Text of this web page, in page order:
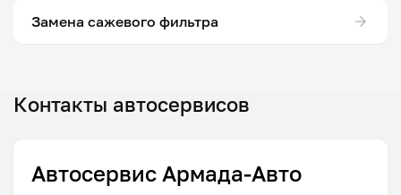
Замена сажевого фильтра
Контакты автосервисов
Автосервис Армада-Авто